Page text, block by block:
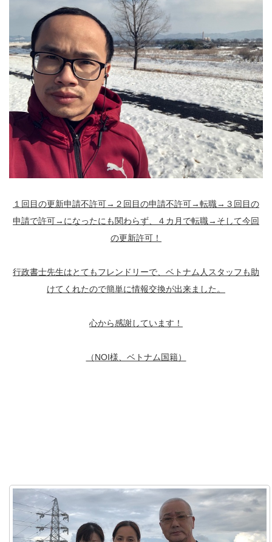
１回目の更新申請不許可→２回目の申請不許可→転職→３回目の
申請で許可→になったにも関わらず、４カ月で転職→そして今回
の更新許可！
行政書士先生はとてもフレンドリーで、ベトナム人スタッフも助
けてくれたので簡単に情報交換が出来ました。
心から感謝しています！
（NOI様、ベトナム国籍）